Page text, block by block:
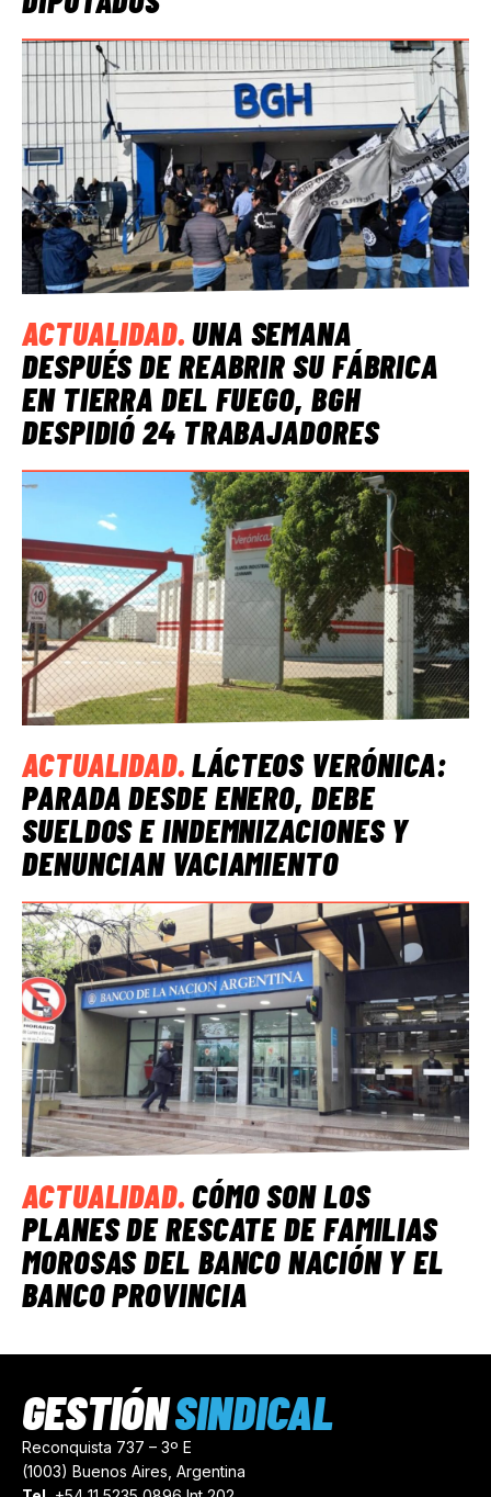
ACTUALIDAD.UNA SEMANA
DESPUÉS DE REABRIR SU FÁBRICA
EN TIERRA DEL FUEGO, BGH
DESPIDIÓ 24 TRABAJADORES
ACTUALIDAD.LÁCTEOS VERÓNICA:
PARADA DESDE ENERO, DEBE
SUELDOS E INDEMNIZACIONES Y
DENUNCIAN VACIAMIENTO
ACTUALIDAD.CÓMO SON LOS
PLANES DE RESCATE DE FAMILIAS
MOROSAS DEL BANCO NACIÓN Y EL
BANCO PROVINCIA
Reconquista 737 – 3º E
(1003) Buenos Aires, Argentina
GESTIÓNSINDICAL